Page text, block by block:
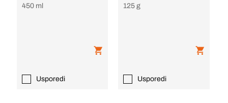
450 ml
Usporedi
125 g
Usporedi